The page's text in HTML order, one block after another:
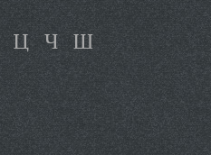
Ц Ч Ш